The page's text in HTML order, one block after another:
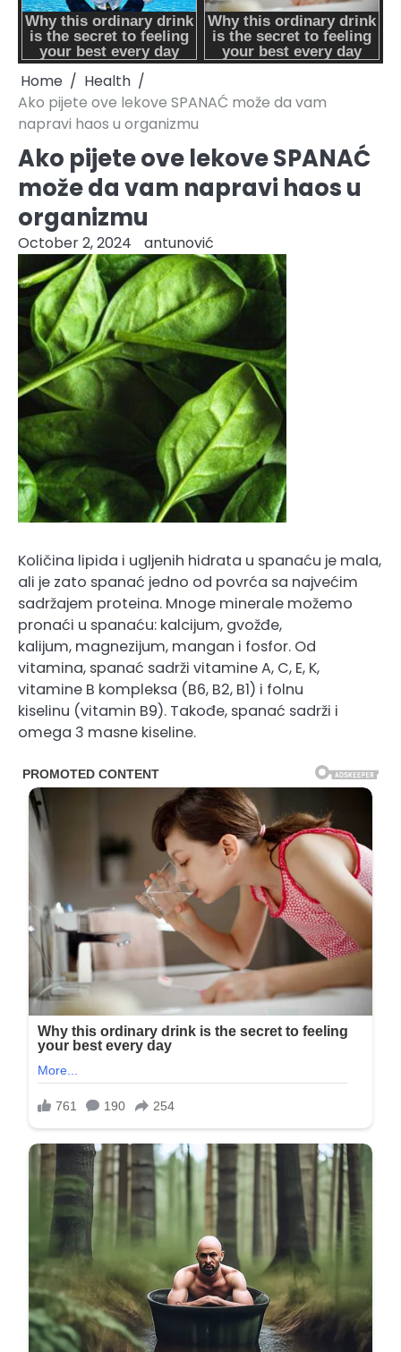
Home
Health
Ako pijete ove lekove SPANAĆ može da vam
napravi haos u organizmu
Ako pijete ove lekove SPANAĆ
može da vam napravi haos u
organizmu
October 2, 2024 antunović
Količina lipida i ugljenih hidrata u spanaću je mala,
ali je zato spanać jedno od povrća sa najvećim
sadržajem proteina. Mnoge minerale možemo
pronaći u spanaću: kalcijum, gvožđe,
kalijum, magnezijum, mangan i fosfor. Od
vitamina, spanać sadrži vitamine A, C, E, K,
vitamine B kompleksa (B6, B2, B1) i folnu
kiselinu (vitamin B9). Takođe, spanać sadrži i
omega 3 masne kiseline.